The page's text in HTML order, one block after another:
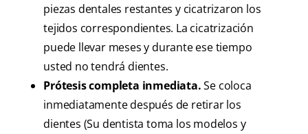
piezas dentales restantes y cicatrizaron los
tejidos correspondientes. La cicatrización
puede llevar meses y durante ese tiempo
usted no tendrá dientes.
Prótesis completa inmediata.Se coloca
inmediatamente después de retirar los
dientes (Su dentista toma los modelos y